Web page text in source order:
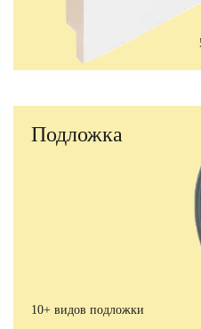
Подложка
10+ видов подложки